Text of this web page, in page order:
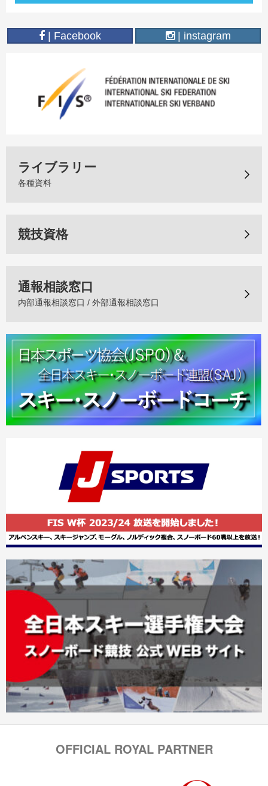
| Facebook | instagram
ライブラリー
各種資料
競技資格
通報相談窓口
内部通報相談窓口 / 外部通報相談窓口
OFFICIAL ROYAL PARTNER